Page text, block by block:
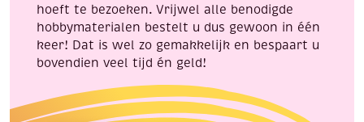
hoeft te bezoeken. Vrijwel alle benodigde
hobbymaterialen bestelt u dus gewoon in één
keer! Dat is wel zo gemakkelijk en bespaart u
bovendien veel tijd én geld!